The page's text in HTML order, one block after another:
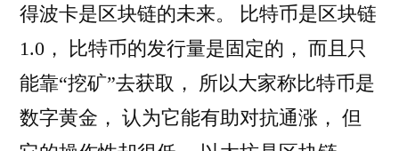
得波卡是区块链的未来。 比特币是区块链
1.0， 比特币的发行量是固定的， 而且只
能靠“挖矿”去获取， 所以大家称比特币是
数字黄金， 认为它能有助对抗通涨， 但